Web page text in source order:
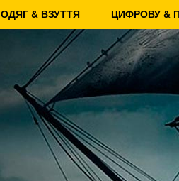
ОДЯГ & ВЗУТТЯ ЦИФРОВУ &